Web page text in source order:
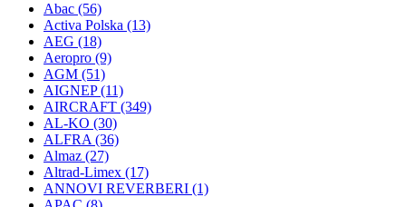
Abac (56)
Activa Polska (13)
AEG (18)
Aeropro (9)
AGM (51)
AIGNEP(11)
AIRCRAFT (349)
AL-KO (30)
ALFRA (36)
Almaz (27)
Altrad-Limex (17)
ANNOVI REVERBERI (1)